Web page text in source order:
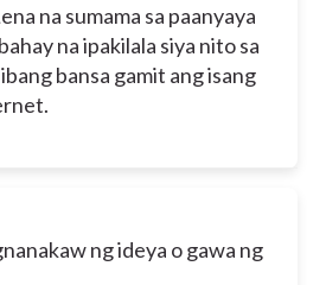
na sumama sa paanyaya
na ipakilala siya nito sa
bansa gamit ang isang
ng ideya o gawa ng